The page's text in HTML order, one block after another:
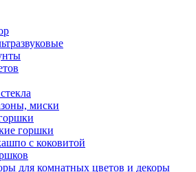
миски
горшки
с коковитой
для комнатных цветов и декоры